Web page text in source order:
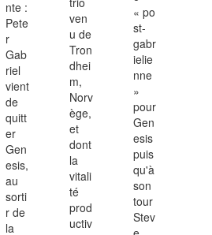
nte :
Pete
r
Gab
riel
vient
de
quitt
er
Gen
esis,
au
sorti
r de
la
ven
u de
Tron
dhei
m,
Norv
ège,
et
dont
la
vitali
té
prod
uctiv
« po
st-
gabr
ielie
nne
»
pour
Gen
esis
puis
qu'à
son
tour
Stev